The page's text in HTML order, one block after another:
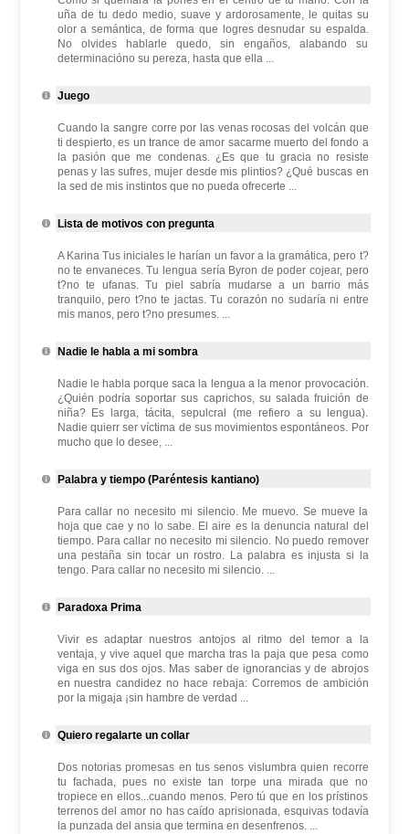
uña de tu dedo medio, suave y ardorosamente, le quitas su
olor a semántica, de forma que logres desnudar su espalda.
No olvides hablarle quedo, sin engaños, alabando su
determinacióno su pereza, hasta que ella ...
Juego
Cuando la sangre corre por las venas rocosas del volcán que
ti despierto, es un trance de amor sacarme muerto del fondo a
la pasión que me condenas. ¿Es que tu gracia no resiste
penas y las sufres, mujer desde mis plintios? ¿Qué buscas en
la sed de mis instintos que no pueda ofrecerte ...
Lista de motivos con pregunta
A Karina Tus iniciales le harían un favor a la gramática, pero t?
no te envaneces. Tu lengua sería Byron de poder cojear, pero
t?no te ufanas. Tu piel sabría mudarse a un barrio más
tranquilo, pero t?no te jactas. Tu corazón no sudaría ni entre
mis manos, pero t?no presumes. ...
Nadie le habla a mi sombra
Nadie le habla porque saca la lengua a la menor provocación.
¿Quién podría soportar sus caprichos, su salada fruición de
niña? Es larga, tácita, sepulcral (me refiero a su lengua).
Nadie quierr ser víctima de sus movimientos espontáneos. Por
mucho que lo desee, ...
Palabra y tiempo (Paréntesis kantiano)
Para callar no necesito mi silencio. Me muevo. Se mueve la
hoja que cae y no lo sabe. El aire es la denuncia natural del
tiempo. Para callar no necesito mi silencio. No puedo remover
una pestaña sin tocar un rostro. La palabra es injusta si la
tengo. Para callar no necesito mi silencio. ...
Paradoxa Prima
Vivir es adaptar nuestros antojos al ritmo del temor a la
ventaja, y vive aquel que marcha tras la paja que pesa como
viga en sus dos ojos. Mas saber de ignorancias y de abrojos
en nuestra candidez no hace rebaja: Corremos de ambición
por la migaja ¡sin hambre de verdad ...
Quiero regalarte un collar
Dos notorias promesas en tus senos vislumbra quien recorre
tu fachada, pues no existe tan torpe una mirada que no
tropiece en ellos...cuando menos. Pero tú que en los prístinos
terrenos del amor no has caído aprisionada, esquivas todavía
la punzada del ansia que termina en desenfrenos. ...